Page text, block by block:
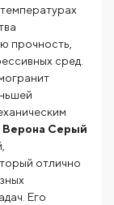
прочность,
сред.
Верона Серый
отлично
Его